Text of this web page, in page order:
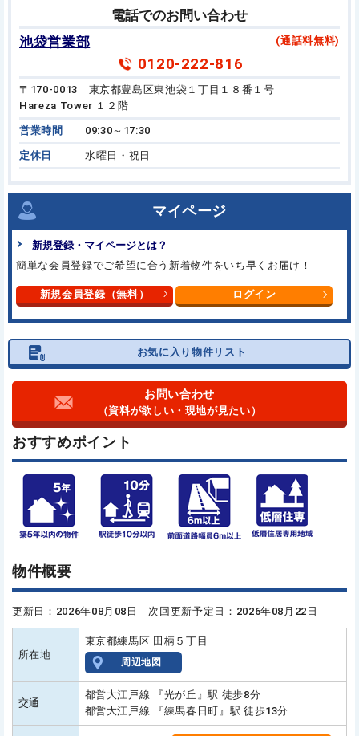
電話でのお問い合わせ
池袋営業部
(通話料無料)
0120-222-816
〒170-0013 東京都豊島区東池袋１丁目１８番１号
Hareza Tower １２階
営業時間 09:30～17:30
定休日 水曜日・祝日
マイページ
新規登録・マイページとは？
簡単な会員登録でご希望に合う 新着物件をいち早くお届け！
新規会員登録（無料） ログイン
お気に入り物件リスト
お問い合わせ
（資料が欲しい・現地が見たい）
おすすめポイント
物件概要
更新日：2026年08月08日 次回更新予定日：2026年08月22日
所在地
東京都練馬区 田柄５丁目
周辺地図
交通
都営大江戸線 『光が丘』駅 徒歩8分
都営大江戸線 『練馬春日町』駅 徒歩13分